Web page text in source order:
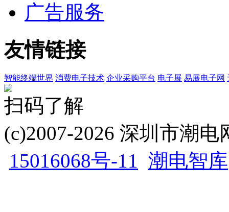
广告服务
友情链接
智能终端世界 消费电子技术 企业采购平台 电子展 易展电子网
扫码了解
(c)2007-2026 深圳市潮
15016068号-11 潮电智库